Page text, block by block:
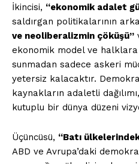
İkincisi, “ekonomik adalet
saldırgan politikalarının
ve neoliberalizmin çöküşü”
ekonomik model ve
sunmadan sadece askeri
yetersiz kalacaktır.
kaynakların adaletli
kutuplu bir dünya düzeni
Üçüncüsü, “Batı
ABD ve Avrupa’daki